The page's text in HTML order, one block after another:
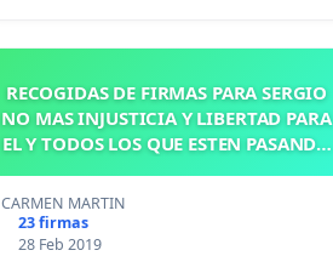
RECOGIDAS DE FIRMAS PARA SERGIO
NO MAS INJUSTICIA Y LIBERTAD PARA
EL Y TODOS LOS QUE ESTEN PASANDO
DENUNCIAS FALSAS..#NIUNOMAS
CARMEN MARTIN
23 firmas
28 Feb 2019